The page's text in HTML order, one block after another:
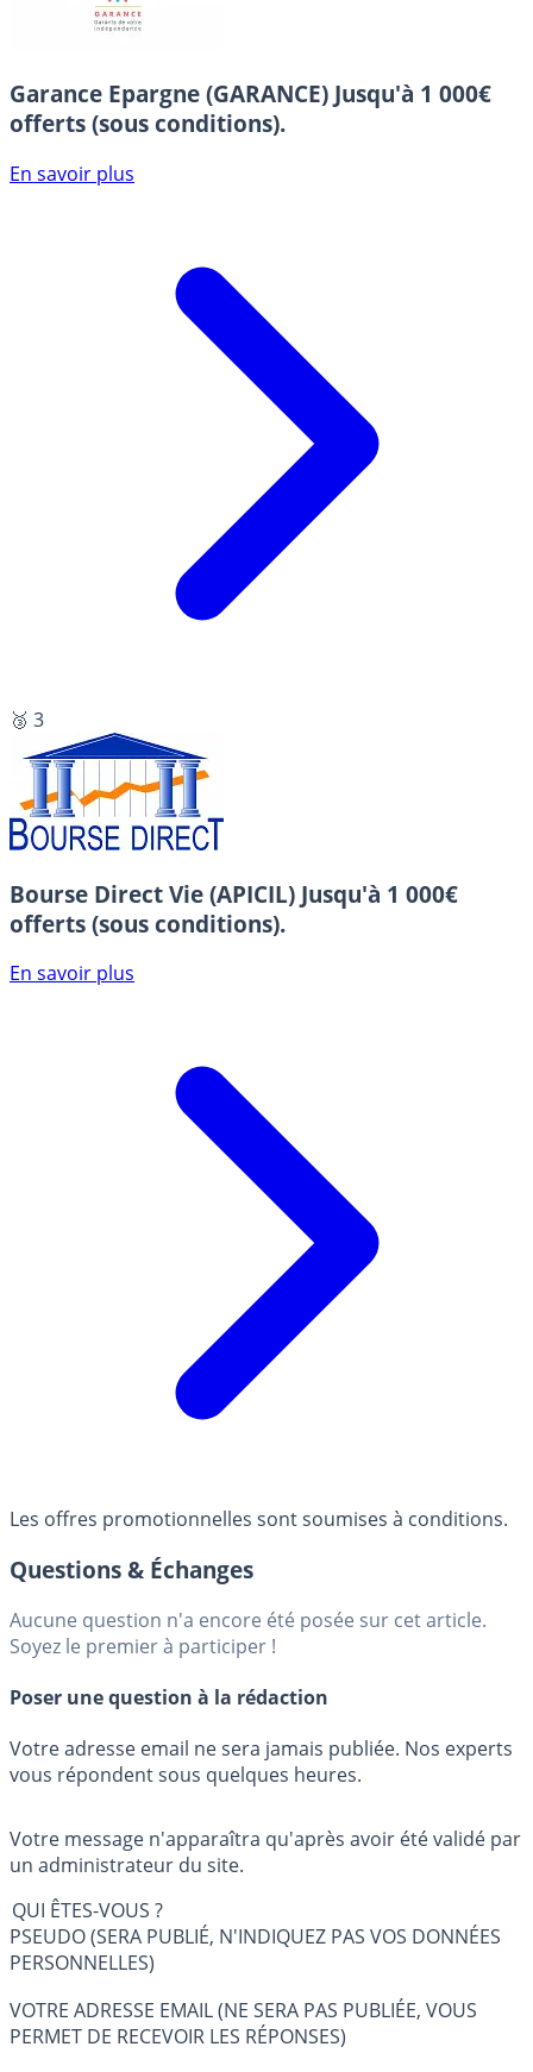
Garance Epargne (GARANCE) Jusqu'à 1 000€
offerts (sous conditions).
En savoir plus
🥉 3
Bourse Direct Vie (APICIL) Jusqu'à 1 000€
offerts (sous conditions).
En savoir plus
Les offres promotionnelles sont soumises à conditions.
Questions & Échanges
Aucune question n'a encore été posée sur cet article.
Soyez le premier à participer !
Poser une question à la rédaction
Votre adresse email ne sera jamais publiée. Nos experts
vous répondent sous quelques heures.
Votre message n'apparaîtra qu'après avoir été validé par
un administrateur du site.
QUI ÊTES-VOUS ?
PSEUDO (SERA PUBLIÉ, N'INDIQUEZ PAS VOS DONNÉES
PERSONNELLES)
VOTRE ADRESSE EMAIL (NE SERA PAS PUBLIÉE, VOUS
PERMET DE RECEVOIR LES RÉPONSES)